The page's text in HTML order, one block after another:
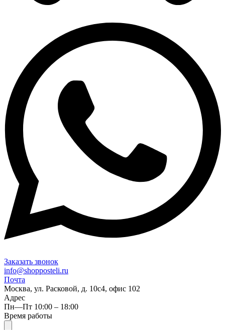
Заказать звонок
info@shopposteli.ru
Почта
Москва, ул. Расковой, д. 10с4, офис 102
Адрес
Пн—Пт 10:00 – 18:00
Время работы